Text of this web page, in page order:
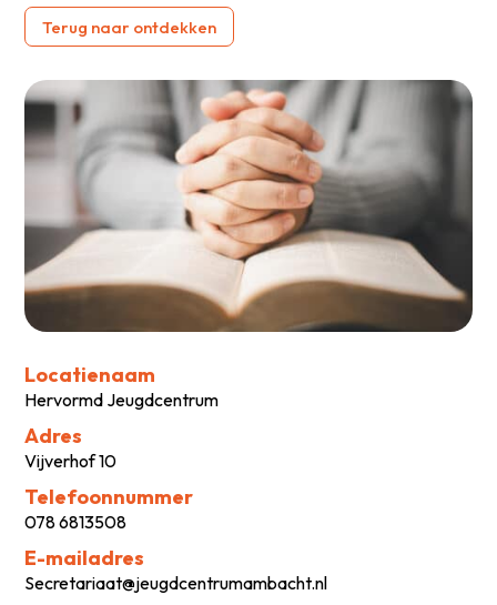
Terug naar ontdekken
Locatienaam
Hervormd Jeugdcentrum
Adres
Vijverhof 10
Telefoonnummer
078 6813508
E-mailadres
Secretariaat@jeugdcentrumambacht.nl